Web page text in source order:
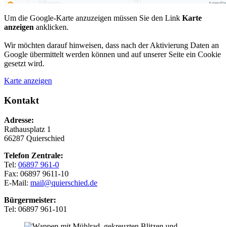
Um die Google-Karte anzuzeigen müssen Sie den Link Karte
anzeigen anklicken.
Wir möchten darauf hinweisen, dass nach der Aktivierung Daten an
Google übermittelt werden können und auf unserer Seite ein Cookie
gesetzt wird.
Karte anzeigen
Kontakt
Adresse:
Rathausplatz 1
66287 Quierschied
Telefon Zentrale:
Tel: 06897 961-0
Fax: 06897 9611-10
E-Mail: mail@quierschied.de
Bürgermeister:
Tel: 06897 961-101